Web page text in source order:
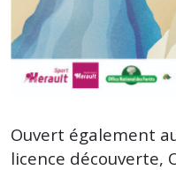
Ouvert également
licence découverte,